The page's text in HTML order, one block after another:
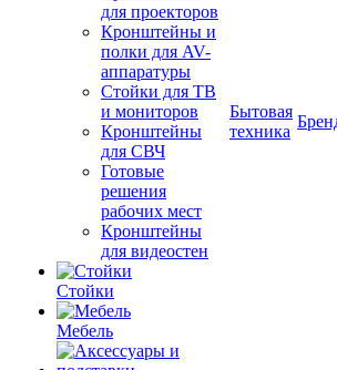
для проекторов
Кронштейны и
полки для AV-
аппаратуры
Стойки для ТВ
и мониторов
Кронштейны
для СВЧ
Готовые
решения
рабочих мест
Кронштейны
для видеостен
Стойки
Мебель
Бытовая
техника